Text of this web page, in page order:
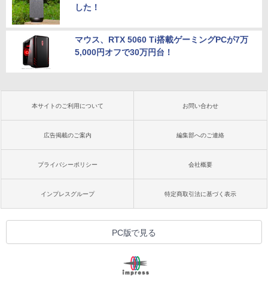
した！
マウス、RTX 5060 Ti搭載ゲーミングPCが7万
5,000円オフで30万円台！
本サイトのご利用について お問い合わせ
広告掲載のご案内 編集部へのご連絡
プライバシーポリシー 会社概要
インプレスグループ 特定商取引法に基づく表示
PC版で見る